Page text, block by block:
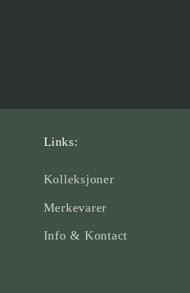
Links:
Kolleksjoner
Merkevarer
Info & Kontact